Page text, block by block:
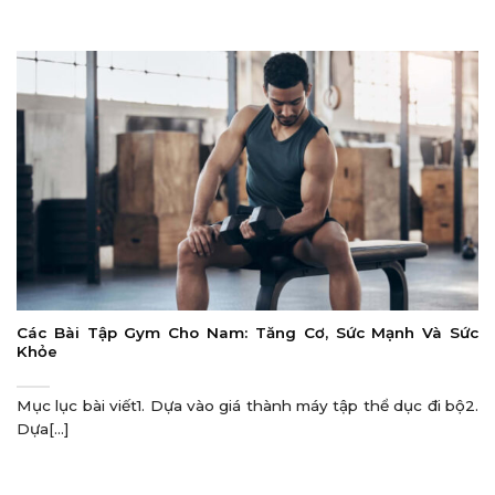
Các Bài Tập Gym Cho Nam: Tăng Cơ, Sức Mạnh Và Sức
Khỏe
Mục lục bài viết1. Dựa vào giá thành máy tập thể dục đi bộ2.
Dựa[...]